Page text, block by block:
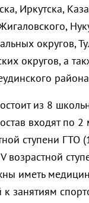
Иркутска,
округов,
округов, а
из 8
входят по 2
ступени ГТО
иметь
занятиям